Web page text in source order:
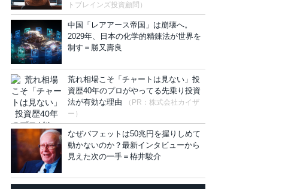
トブレインズ投資顧問）
中国「レアアース帝国」は崩壊へ。
2029年、日本の化学的精錬法が世界を
制す＝勝又壽良
荒れ相場こそ「チャートは見ない」投
資歴40年のプロがやってる先乗り投資
法が有効な理由
（PR：株式会社カイザ
ー）
なぜバフェットは50兆円を握りしめて
動かないのか？最新インタビューから
見えた次の一手＝栫井駿介